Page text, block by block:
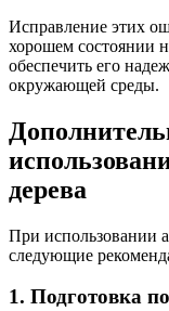
Исправление этих
хорошем состоянии
обеспечить его
окружающей среды.
дерева
При использовании
следующие
1. Подготовка